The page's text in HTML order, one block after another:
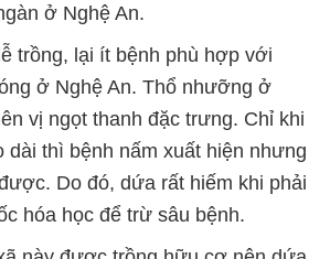
ở Nghệ An.
trồng, lại ít bệnh phù hợp với
ở Nghệ An. Thổ nhưỡng ở
vị ngọt thanh đặc trưng. Chỉ khi
dài thì bệnh nấm xuất hiện nhưng
Do đó, dứa rất hiếm khi phải
hóa học để trừ sâu bệnh.